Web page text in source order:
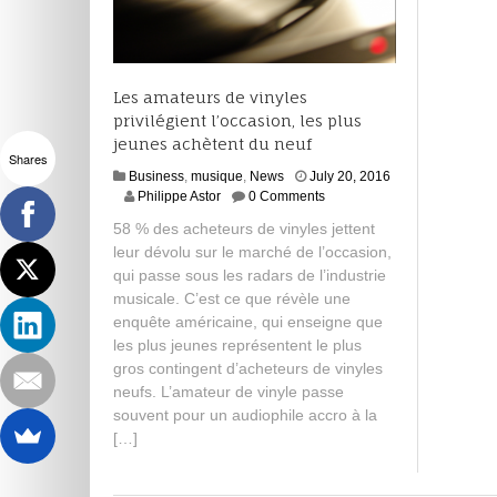
Les amateurs de vinyles
privilégient l’occasion, les plus
jeunes achètent du neuf
Business, musique, News
July 20, 2016
l
y
2
0
0
1
6
Philippe Astor 0 Comments
58 % des acheteurs de vinyles jettent
leur dévolu sur le marché de l’occasion,
qui passe sous les radars de l’industrie
musicale. C’est ce que révèle une
enquête américaine, qui enseigne que
les plus jeunes représentent le plus
gros contingent d’acheteurs de vinyles
neufs. L’amateur de vinyle passe
souvent pour un audiophile accro à la
[…]
Shares